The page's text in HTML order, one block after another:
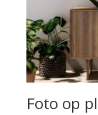
Foto op